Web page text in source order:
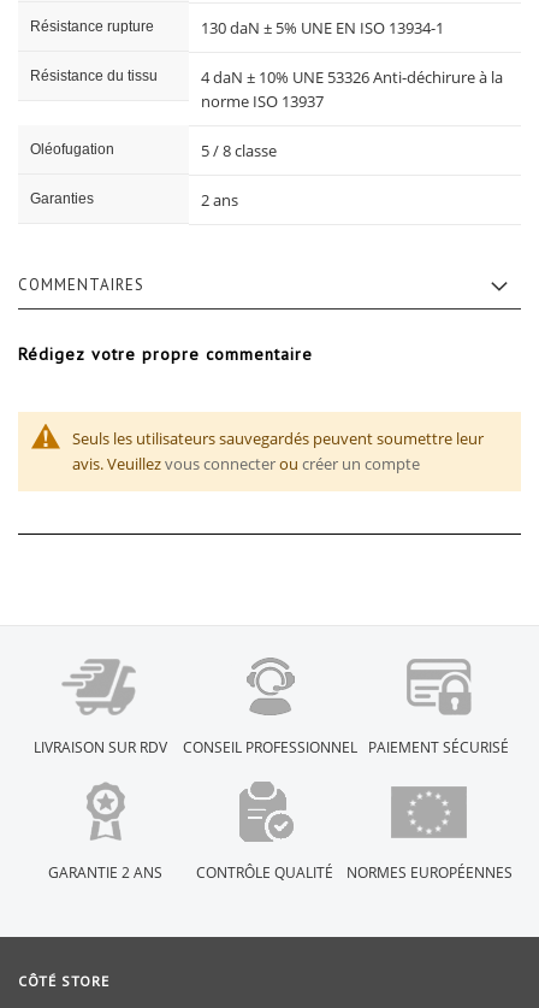
Résistance rupture 130 daN ± 5% UNE EN ISO 13934-1
Résistance du tissu
4 daN ± 10% UNE 53326 Anti-déchirure à la
norme ISO 13937
Oléofugation 5 / 8 classe
Garanties 2 ans
COMMENTAIRES
Rédigez votre propre commentaire
Seuls les utilisateurs sauvegardés peuvent soumettre leur
avis. Veuillezvous connecterou créer un compte
LIVRAISON SUR RDV CONSEIL PROFESSIONNEL PAIEMENT SÉCURISÉ
GARANTIE 2 ANS CONTRÔLE QUALITÉ NORMES EUROPÉENNES
CÔTÉ STORE